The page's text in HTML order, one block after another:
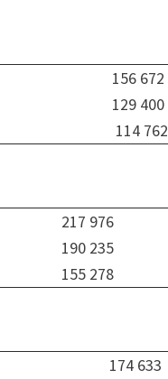
156 672
129 400
114 762
217 976
190 235
155 278
174 633